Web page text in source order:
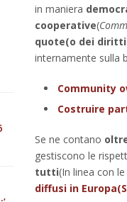
in maniera
cooperative(
quote(o dei
internamente sulla
Community
Costruire
Se ne contano
gestiscono le
tutti(In linea con
diffusi in